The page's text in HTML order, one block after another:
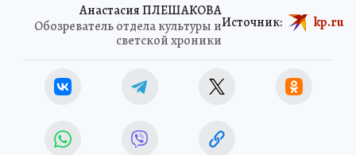
Анастасия ПЛЕШАКОВА
Обозреватель отдела культуры и
светской хроники
Источник: kp.ru